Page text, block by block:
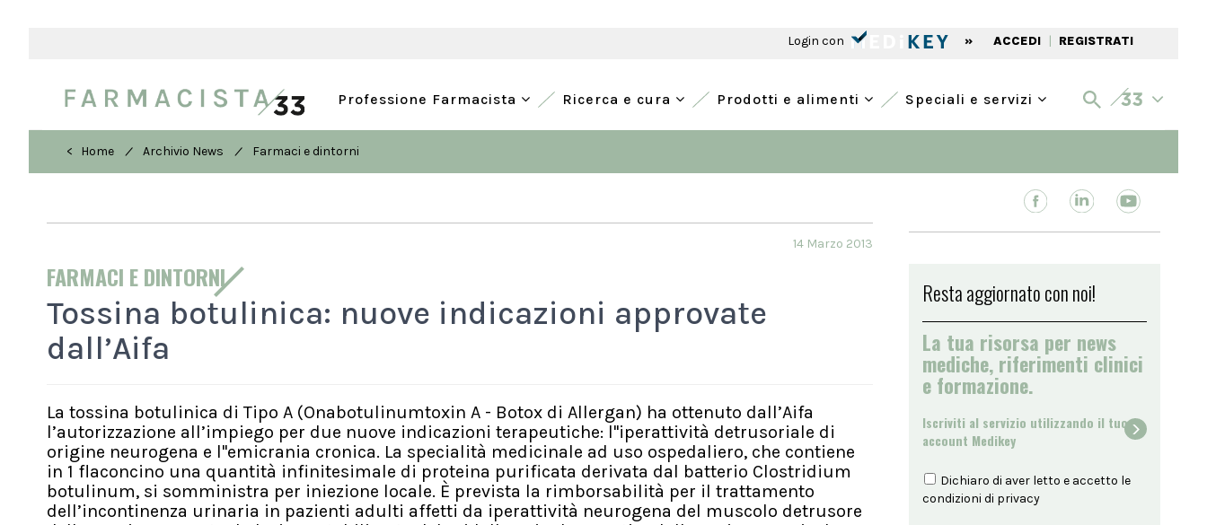
Login con » ACCEDI | REGISTRATI
Professione Farmacista Ricerca e cura Prodotti e alimenti Speciali e servizi
< Home / Archivio News / Farmaci e dintorni
FARMACI E DINTORNI
14 Marzo 2013
Tossina botulinica: nuove indicazioni approvate
dall’Aifa
La tossina botulinica di Tipo A (Onabotulinumtoxin A - Botox di Allergan) ha ottenuto dall’Aifa
l’autorizzazione all’impiego per due nuove indicazioni terapeutiche: l''iperattività detrusoriale di
origine neurogena e l''emicrania cronica. La specialità medicinale ad uso ospedaliero, che contiene
in 1 flaconcino una quantità infinitesimale di proteina purificata derivata dal batterio Clostridium
botulinum, si somministra per iniezione locale. È prevista la rimborsabilità per il trattamento
dell’incontinenza urinaria in pazienti adulti affetti da iperattività neurogena del muscolo detrusore
Resta aggiornato con noi!
La tua risorsa per news
mediche, riferimenti clinici
e formazione.
Iscriviti al servizio utilizzando il tuo
account Medikey
Dichiaro di aver letto e accetto le
condizioni di privacy